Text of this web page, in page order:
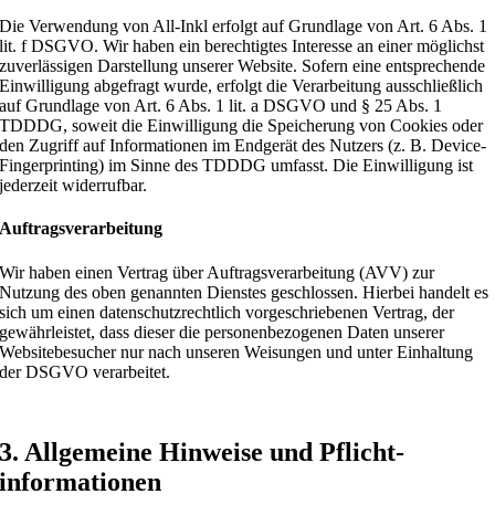
Die Verwendung von All-Inkl erfolgt auf Grundlage von Art. 6 Abs. 1
lit. f DSGVO. Wir haben ein berechtigtes Interesse an einer möglichst
zuverlässigen Darstellung unserer Website. Sofern eine entsprechende
Einwilligung abgefragt wurde, erfolgt die Verarbeitung ausschließlich
auf Grundlage von Art. 6 Abs. 1 lit. a DSGVO und § 25 Abs. 1
TDDDG, soweit die Einwilligung die Speicherung von Cookies oder
den Zugriff auf Informationen im Endgerät des Nutzers (z. B. Device-
Fingerprinting) im Sinne des TDDDG umfasst. Die Einwilligung ist
jederzeit widerrufbar.
Auftragsverarbeitung
Wir haben einen Vertrag über Auftragsverarbeitung (AVV) zur
Nutzung des oben genannten Dienstes geschlossen. Hierbei handelt es
sich um einen datenschutzrechtlich vorgeschriebenen Vertrag, der
gewährleistet, dass dieser die personenbezogenen Daten unserer
Websitebesucher nur nach unseren Weisungen und unter Einhaltung
der DSGVO verarbeitet.
3. Allgemeine Hinweise und Pflicht­
informationen